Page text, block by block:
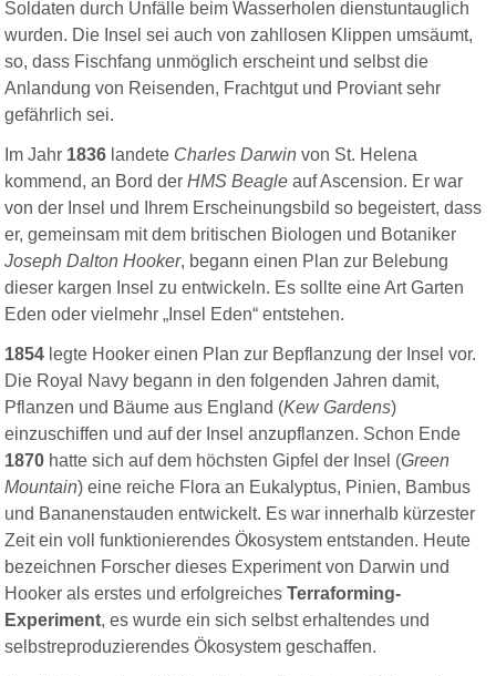
Soldaten durch Unfälle beim Wasserholen dienstuntauglich
wurden. Die Insel sei auch von zahllosen Klippen umsäumt,
so, dass Fischfang unmöglich erscheint und selbst die
Anlandung von Reisenden, Frachtgut und Proviant sehr
gefährlich sei.
Im Jahr 1836 landete Charles Darwin von St. Helena
kommend, an Bord derHMS Beagle auf Ascension. Er war
von der Insel und Ihrem Erscheinungsbild so begeistert, dass
er, gemeinsam mit dem britischen Biologen und Botaniker
Joseph Dalton Hooker, begann einen Plan zur Belebung
dieser kargen Insel zu entwickeln. Es sollte eine Art Garten
Eden oder vielmehr „Insel Eden“ entstehen.
1854 legte Hooker einen Plan zur Bepflanzung der Insel vor.
Die Royal Navy begann in den folgenden Jahren damit,
Pflanzen und Bäume aus England (Kew Gardens)
einzuschiffen und auf der Insel anzupflanzen. Schon Ende
1870 hatte sich auf dem höchsten Gipfel der Insel (Green
Mountain) eine reiche Flora an Eukalyptus, Pinien, Bambus
und Bananenstauden entwickelt. Es war innerhalb kürzester
Zeit ein voll funktionierendes Ökosystem entstanden. Heute
bezeichnen Forscher dieses Experiment von Darwin und
Hooker als erstes und erfolgreichesTerraforming-
Experiment, es wurde ein sich selbst erhaltendes und
selbstreproduzierendes Ökosystem geschaffen.